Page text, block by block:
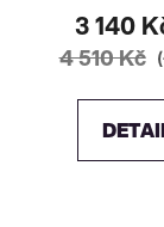
3 140
4 510 Kč